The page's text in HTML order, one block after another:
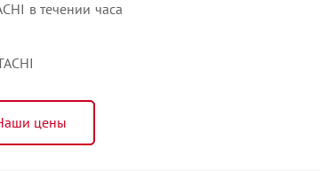
в течении часа
цены